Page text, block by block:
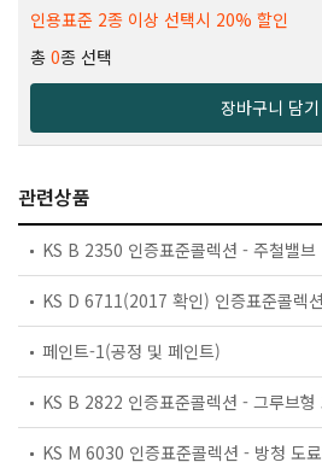
인용표준 2종 이상 선택시 20% 할인
총 0종 선택
장바구니 담기
관련상품
KS B 2350 인증표준콜렉션 - 주철밸브
페인트-1(공정 및 페인트)
KS M 6030 인증표준콜렉션 - 방청 도료